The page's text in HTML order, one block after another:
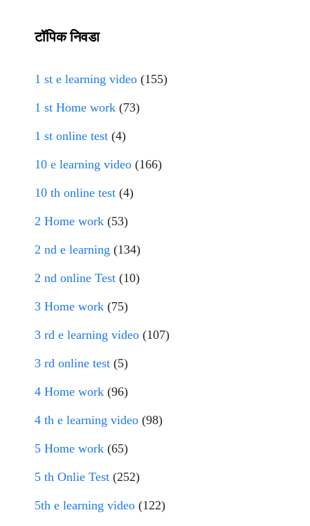
टॉपिक निवडा
1 st e learning video (155)
1 st Home work (73)
1 st online test (4)
10 e learning video (166)
10 th online test (4)
2 Home work (53)
2 nd e learning (134)
2 nd online Test (10)
3 Home work (75)
3 rd e learning video (107)
3 rd online test (5)
4 Home work (96)
4 th e learning video (98)
5 Home work (65)
5 th Onlie Test (252)
5th e learning video (122)